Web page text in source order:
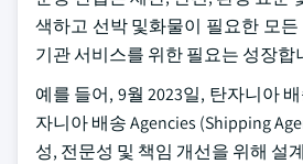
색하고 선박 및화물이 필요한 모
기관 서비스를 위한 필요는 성장합
예를 들어, 9월 2023일, 탄자니아
자니아 배송 Agencies (Shipping
성, 전문성 및 책임 개선을 위해 설